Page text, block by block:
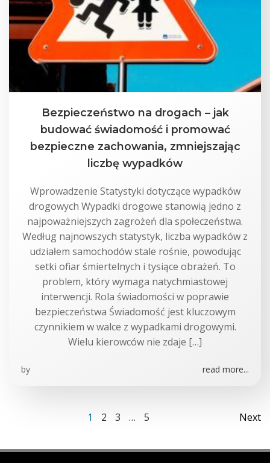
Bezpieczeństwo na drogach – jak
budować świadomość i promować
bezpieczne zachowania, zmniejszając
liczbę wypadków
Wprowadzenie Statystyki dotyczące wypadków
drogowych Wypadki drogowe stanowią jedno z
najpoważniejszych zagrożeń dla społeczeństwa.
Według najnowszych statystyk, liczba wypadków z
udziałem samochodów stale rośnie, powodując
setki ofiar śmiertelnych i tysiące obrażeń. To
problem, który wymaga natychmiastowej
interwencji. Rola świadomości w poprawie
bezpieczeństwa Świadomość jest kluczowym
czynnikiem w walce z wypadkami drogowymi.
Wielu kierowców nie zdaje […]
by read more...
navigation
Page
1 Page
2 Page
3 … Page
5 Next